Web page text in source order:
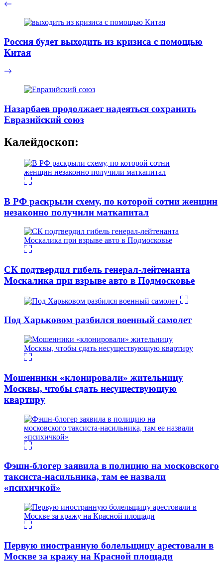
Россия будет выходить из кризиса с помощью
Китая
Назарбаев продолжает надеяться сохранить
Евразийский союз
Калейдоскоп:
В РФ раскрыли схему, по которой сотни женщин
незаконно получили маткапитал
СК подтвердил гибель генерал-лейтенанта
Москалика при взрыве авто в Подмосковье
Под Харьковом разбился военный самолет
Мошенники «клонировали» жительницу
Москвы, чтобы сдать несуществующую
квартиру
Фэшн-блогер заявила в полицию на московского
таксиста-насильника, там ее назвали
«психичкой»
Первую иностранную болельщицу арестовали в
Москве за кражу на Красной площади